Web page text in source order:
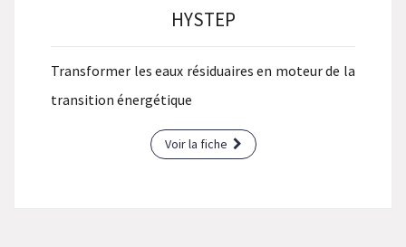
HYSTEP
Transformer les eaux résiduaires en moteur de la
transition énergétique
Voir la fiche